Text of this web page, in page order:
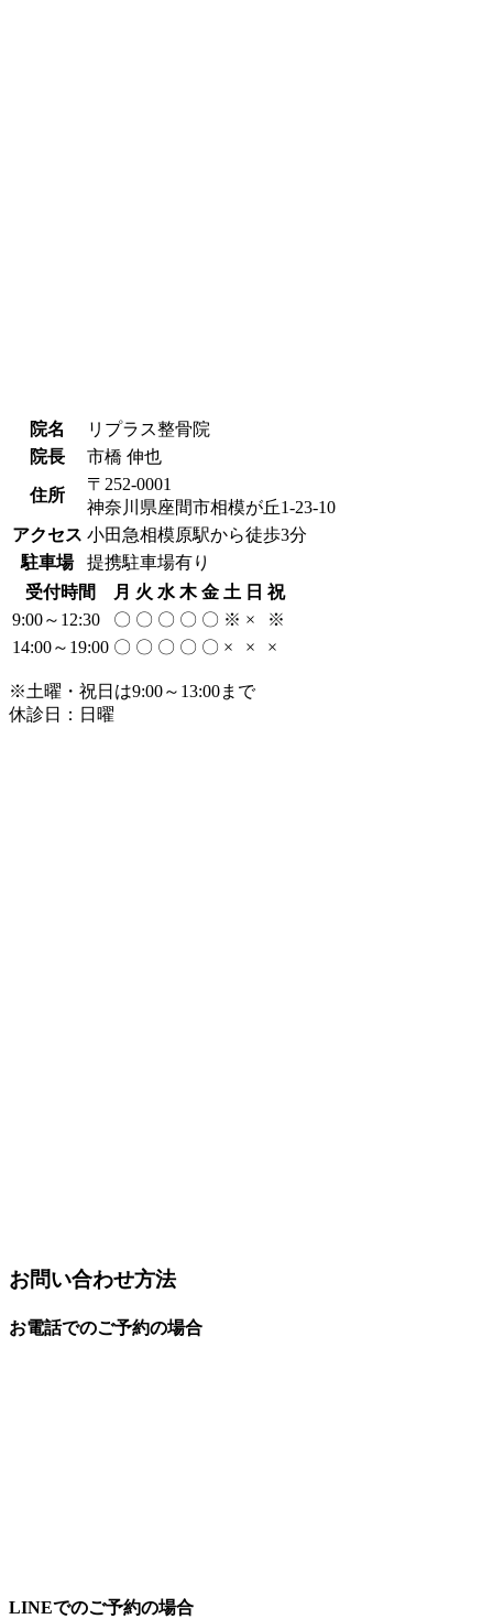
院名
リプラス整骨院
院長
市橋 伸也
住所
〒252-0001
神奈川県座間市相模が丘1-23-10
アクセス 小田急相模原駅から徒歩3分
駐車場
提携駐車場有り
受付時間
月 火 水 木 金 土 日 祝
9:00～12:30
〇 〇 〇 〇 〇 ※ ×
※
14:00～19:00 〇 〇 〇 〇 〇 × × ×
※土曜・祝日は9:00～13:00まで
休診日：日曜
お問い合わせ方法
お電話でのご予約の場合
LINEでのご予約の場合